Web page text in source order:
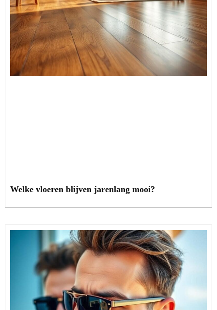
Welke vloeren blijven jarenlang mooi?